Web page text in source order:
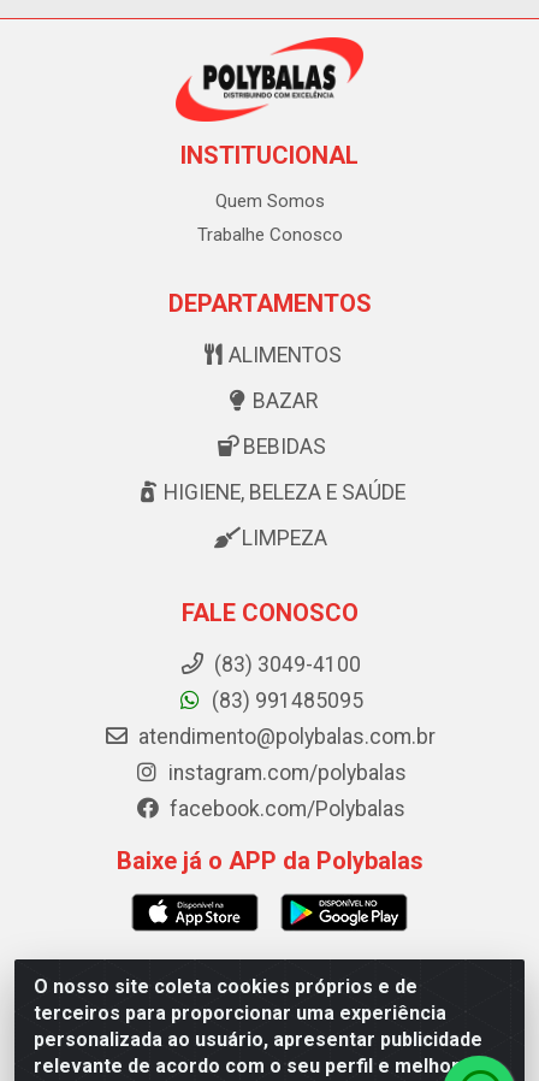
O nosso site coleta cookies próprios e de
terceiros para proporcionar uma experiência
personalizada ao usuário, apresentar publicidade
relevante de acordo com o seu perfil e melhorar a
INSTITUCIONAL
Quem Somos
Trabalhe Conosco
DEPARTAMENTOS
ALIMENTOS
BAZAR
BEBIDAS
HIGIENE, BELEZA E SAÚDE
LIMPEZA
FALE CONOSCO
(83) 3049-4100
(83) 991485095
atendimento@polybalas.com.br
instagram.com/polybalas
facebook.com/Polybalas
Baixe já o APP da Polybalas
Polybalas - Rua João Miguel de Souza, 173 Galpão B -
Ernesto Geisel, João Pessoa/PB - CEP 58.075-075 - CNPJ
00.909.327/0002-61